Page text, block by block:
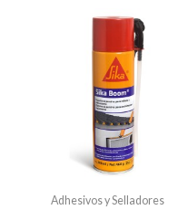
Adhesivos y Selladores